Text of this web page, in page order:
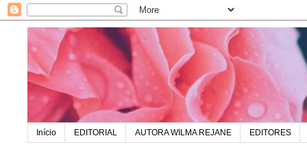
Início EDITORIAL AUTORA WILMA REJANE EDITORES